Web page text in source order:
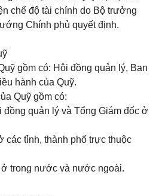
chế độ tài chính do Bộ trưởng
Chính phủ quyết định.
gồm có: Hội đồng quản lý, Ban
hành của Quỹ.
Quỹ gồm có:
đồng quản lý và Tổng Giám đốc ở
các tỉnh, thành phố trực thuộc
trong nước và nước ngoài.